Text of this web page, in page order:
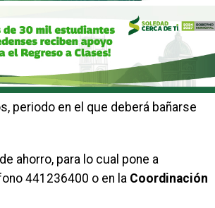
periodo en el que deberá bañarse
ahorro, para lo cual pone a
441236400 o en la Coordinación